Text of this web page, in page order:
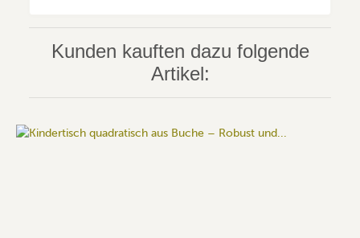
Kunden kauften dazu folgende
Artikel: